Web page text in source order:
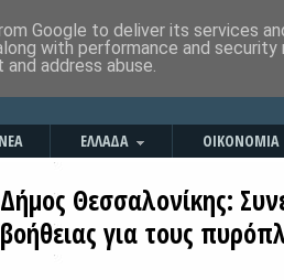
ΝΕΑ ΕΛΛΑΔΑ ΟΙΚΟΝΟΜΙΑ
Δήμος Θεσσαλονίκης:
βοήθειας για τους
Google to deliver its services
with performance and
address abuse.